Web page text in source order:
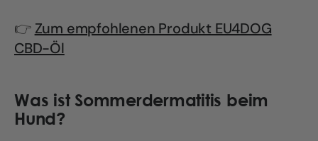
👉 Zum empfohlenen Produkt EU4DOG
CBD-Öl
Was ist Sommerdermatitis beim
Hund?